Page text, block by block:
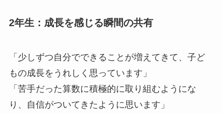
2年生：成長を感じる瞬間の共有
「少しずつ自分でできることが増えてきて、子ど
もの成長をうれしく思っています」
「苦手だった算数に積極的に取り組むようにな
り、自信がついてきたように思います」